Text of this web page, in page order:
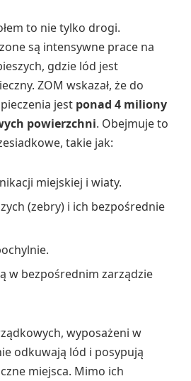
to nie tylko drogi.
są intensywne prace na
gdzie lód jest
ZOM wskazał, że do
jest ponad 4 miliony
powierzchni. Obejmuje to
takie jak:
miejskiej i wiaty.
(zebry) i ich bezpośrednie
w bezpośrednim zarządzie
wyposażeni w
odkuwają lód i posypują
miejsca. Mimo ich